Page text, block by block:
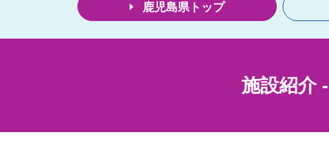
鹿児島県トップ
施設紹介-